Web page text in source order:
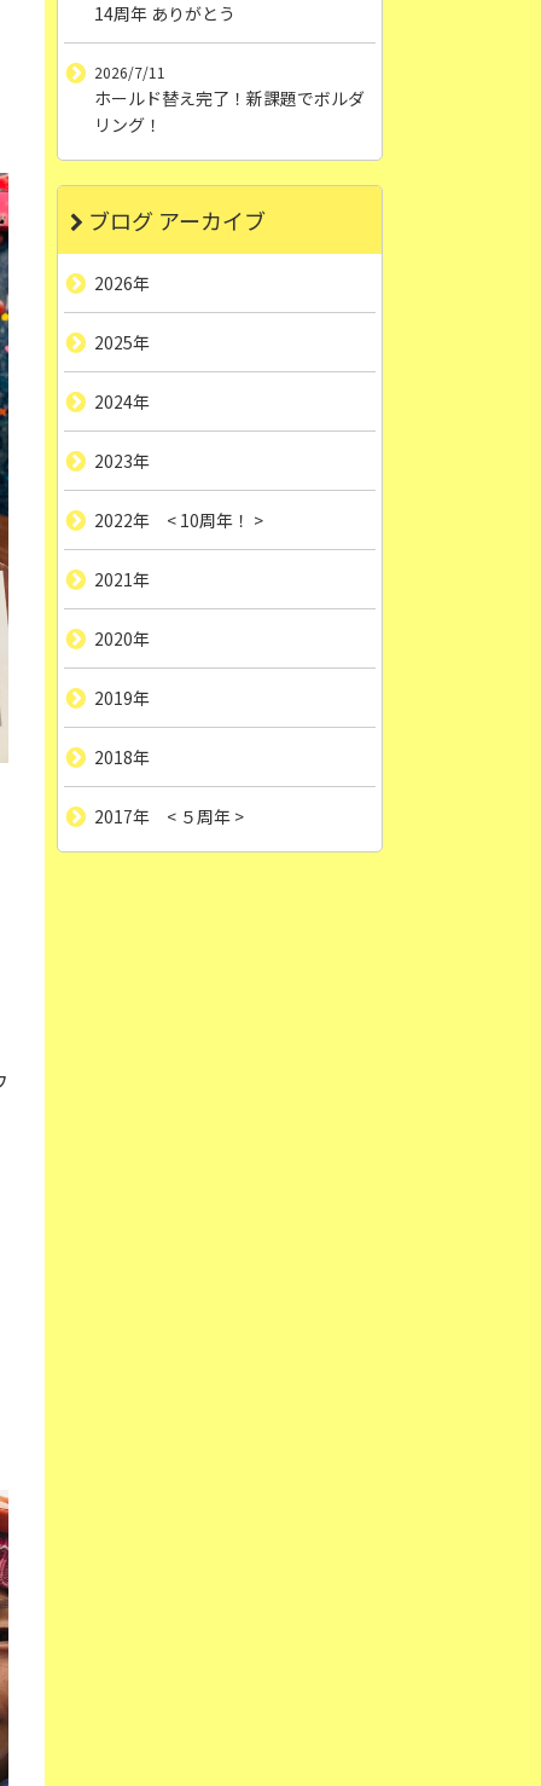
14周年 ありがとう
2026/7/11
ホールド替え完了！新課題でボルダ
リング！
ブログ アーカイブ
2026年
2025年
2024年
2023年
2022年 < 10周年！ >
2021年
2020年
2019年
2018年
2017年 < ５周年 >